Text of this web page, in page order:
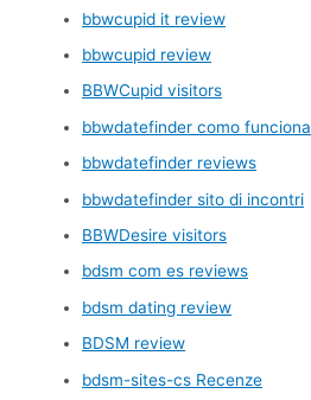
bbwcupid it review
bbwcupid review
BBWCupid visitors
bbwdatefinder como funciona
bbwdatefinder reviews
bbwdatefinder sito di incontri
BBWDesire visitors
bdsm com es reviews
bdsm dating review
BDSM review
bdsm-sites-cs Recenze